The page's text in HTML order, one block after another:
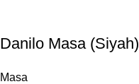
Danilo Masa (Siyah)
Masa